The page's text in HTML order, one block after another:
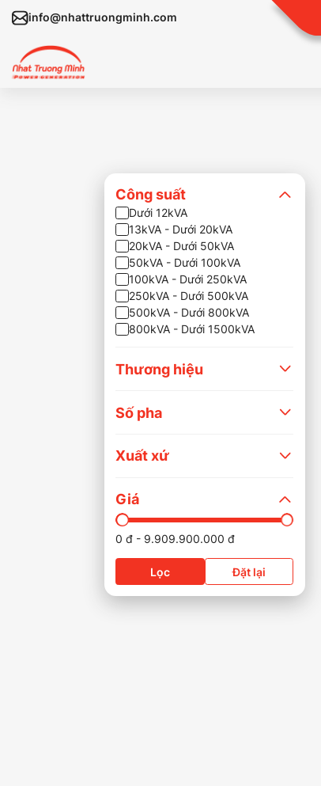
info@nhattruongminh.com
Công suất
Dưới 12kVA
13kVA - Dưới 20kVA
20kVA - Dưới 50kVA
50kVA - Dưới 100kVA
100kVA - Dưới 250kVA
250kVA - Dưới 500kVA
500kVA - Dưới 800kVA
800kVA - Dưới 1500kVA
Thương hiệu
Số pha
Xuất xứ
Giá
0đ - 9.909.900.000đ
Lọc Đặt lại